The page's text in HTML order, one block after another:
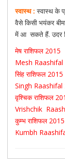
स्वास्थ : स्वास्थ के
वैसे किसी भयंकर
में आ सकते हैं. उदर
मेष राशिफल 2015
Mesh Raashifal
सिंह राशिफल 2015
Singh Raashifal
वृश्चिक राशिफल
Vrishchik
कुम्भ राशिफल 2015
Kumbh